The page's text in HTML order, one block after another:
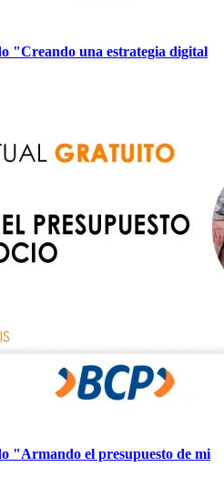
"Creando una estrategia digital
"Armando el presupuesto de mi